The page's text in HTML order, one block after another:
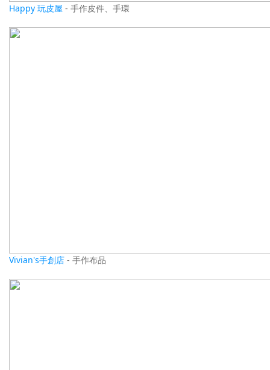
Happy 玩皮屋 - 手作皮件、手環
Vivian's手創店 - 手作布品